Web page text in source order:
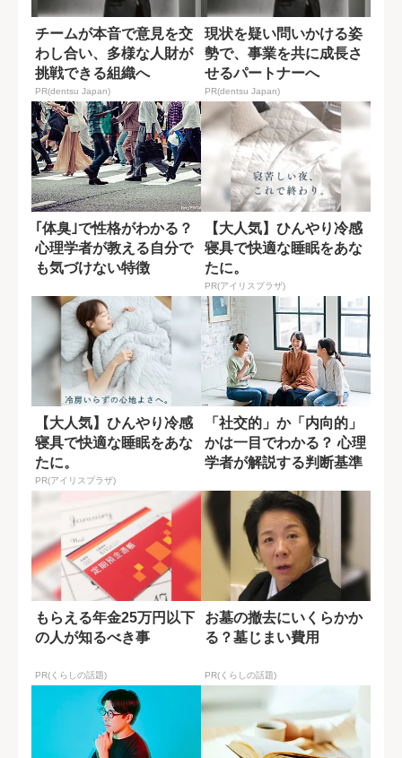
チームが本音で意見を交
わし合い、多様な人財が
挑戦できる組織へ
PR(dentsu Japan)
現状を疑い問いかける姿
勢で、事業を共に成長さ
せるパートナーへ
PR(dentsu Japan)
｢体臭｣で性格がわかる？
心理学者が教える自分で
も気づけない特徴
【大人気】ひんやり冷感
寝具で快適な睡眠をあな
たに。
PR(アイリスプラザ)
【大人気】ひんやり冷感
寝具で快適な睡眠をあな
たに。
PR(アイリスプラザ)
「社交的」か「内向的」
かは一目でわかる？ 心理
学者が解説する判断基準
もらえる年金25万円以下
の人が知るべき事
PR(くらしの話題)
お墓の撤去にいくらかか
る？墓じまい費用
PR(くらしの話題)